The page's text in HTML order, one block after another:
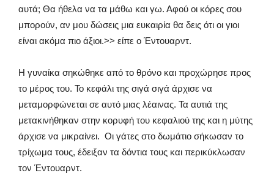
αυτά; Θα ήθελα να τα μάθω και γω. Αφού οι κόρες σου
μπορούν, αν μου δώσεις μια ευκαιρία θα δεις ότι οι γιοι
είναι ακόμα πιο άξιοι.>> είπε ο Έντουαρντ.
Η γυναίκα σηκώθηκε από το θρόνο και προχώρησε προς
το μέρος του. Το κεφάλι της σιγά σιγά άρχισε να
μεταμορφώνεται σε αυτό μιας λέαινας. Τα αυτιά της
μετακινήθηκαν στην κορυφή του κεφαλιού της και η μύτης
άρχισε να μικραίνει. Οι γάτες στο δωμάτιο σήκωσαν το
τρίχωμα τους, έδειξαν τα δόντια τους και περικύκλωσαν
τον Έντουαρντ.